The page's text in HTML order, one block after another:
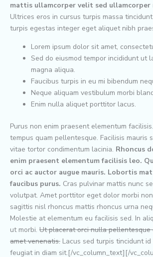
mattis ullamcorper velit sed
Ultrices eros in cursus turpis massa
turpis egestas integer eget aliquet nibh
Lorem ipsum dolor sit amet,
Sed do eiusmod tempor incididunt ut
magna aliqua.
Faucibus turpis in eu mi bibendum
Neque aliquam vestibulum morbi
Enim nulla aliquet porttitor lacus.
Purus non enim praesent elementum
tempus quam pellentesque. Facilisis mauris
vitae tortor condimentum lacinia. Rhoncus
enim praesent elementum facilisis leo.
orci ac auctor augue mauris. Lobortis
faucibus purus. Cras pulvinar mattis nunc
volutpat. Amet porttitor eget dolor morbi
sagittis nisl rhoncus mattis rhoncus urna
Molestie at elementum eu facilisis sed. In
ut morbi. Ut placerat orci nulla pellentesque
amet venenatis. Lacus sed turpis tincidunt
feugiat in diam sit.[/vc_column_text][/